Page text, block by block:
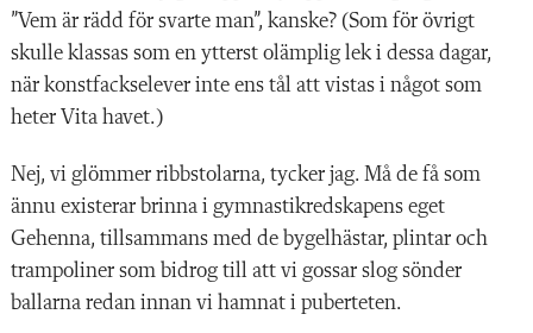
”Vem är rädd för svarte man”, kanske? (Som för övrigt
skulle klassas som en ytterst olämplig lek i dessa dagar,
när konstfackselever inte ens tål att vistas i något som
heter Vita havet.)
Nej, vi glömmer ribbstolarna, tycker jag. Må de få som
ännu existerar brinna i gymnastikredskapens eget
Gehenna, tillsammans med de bygelhästar, plintar och
trampoliner som bidrog till att vi gossar slog sönder
ballarna redan innan vi hamnat i puberteten.